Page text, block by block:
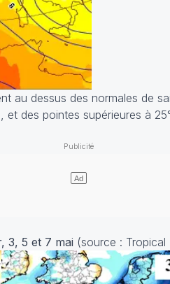
au dessus des normales de
des pointes supérieures à
3, 5 et 7 mai (source : Tropical